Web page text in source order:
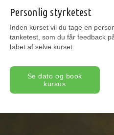
Personlig styrketest
Inden kurset vil du tage en
tanketest, som du får feedback
løbet af selve kurset.
Se dato og book
kursus